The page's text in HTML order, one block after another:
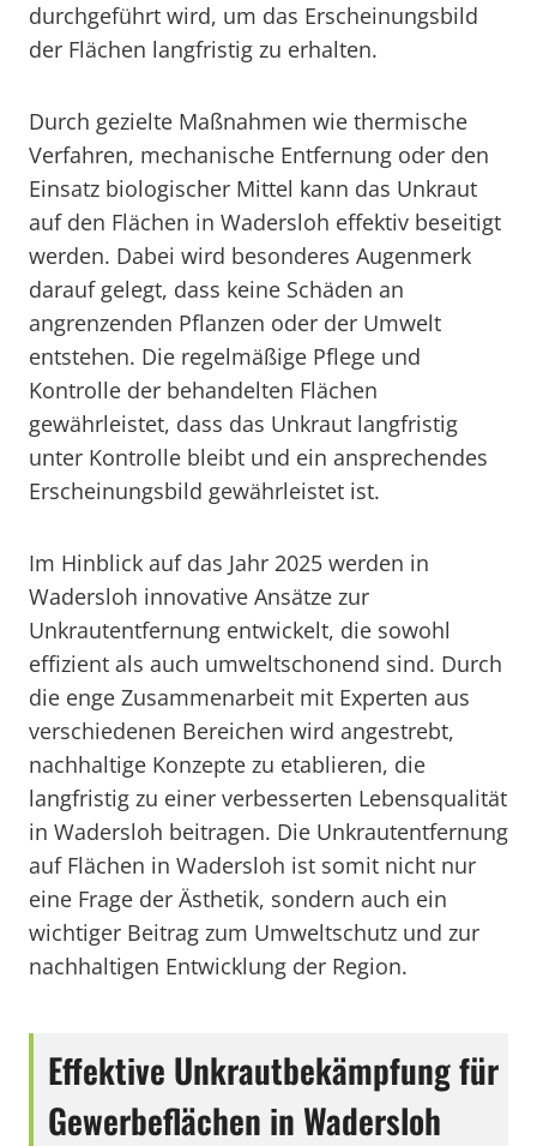
durchgeführt wird, um das Erscheinungsbild
der Flächen langfristig zu erhalten.
Durch gezielte Maßnahmen wie thermische
Verfahren, mechanische Entfernung oder den
Einsatz biologischer Mittel kann das Unkraut
auf den Flächen in Wadersloh effektiv beseitigt
werden. Dabei wird besonderes Augenmerk
darauf gelegt, dass keine Schäden an
angrenzenden Pflanzen oder der Umwelt
entstehen. Die regelmäßige Pflege und
Kontrolle der behandelten Flächen
gewährleistet, dass das Unkraut langfristig
unter Kontrolle bleibt und ein ansprechendes
Erscheinungsbild gewährleistet ist.
Im Hinblick auf das Jahr 2025 werden in
Wadersloh innovative Ansätze zur
Unkrautentfernung entwickelt, die sowohl
effizient als auch umweltschonend sind. Durch
die enge Zusammenarbeit mit Experten aus
verschiedenen Bereichen wird angestrebt,
nachhaltige Konzepte zu etablieren, die
langfristig zu einer verbesserten Lebensqualität
in Wadersloh beitragen. Die Unkrautentfernung
auf Flächen in Wadersloh ist somit nicht nur
eine Frage der Ästhetik, sondern auch ein
wichtiger Beitrag zum Umweltschutz und zur
nachhaltigen Entwicklung der Region.
Effektive Unkrautbekämpfung für
Gewerbeflächen in Wadersloh